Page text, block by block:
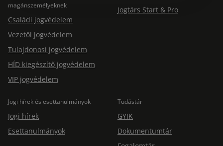
magánszemélyeknek
Családi jogvédelem
Vezetői jogvédelem
Tulajdonosi jogvédelem
HÍD kiegészítő jogvédelem
VIP jogvédelem
Jogtárs Start & Pro
Jogi hírek és esettanulmányok
Jogi hírek
Esettanulmányok
Tudástár
GYIK
Dokumentumtár